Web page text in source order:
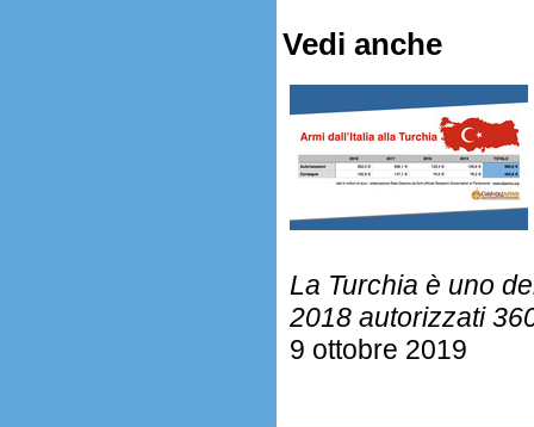
Vedi anche
La Turchia è uno
2018 autorizzati
9 ottobre 2019